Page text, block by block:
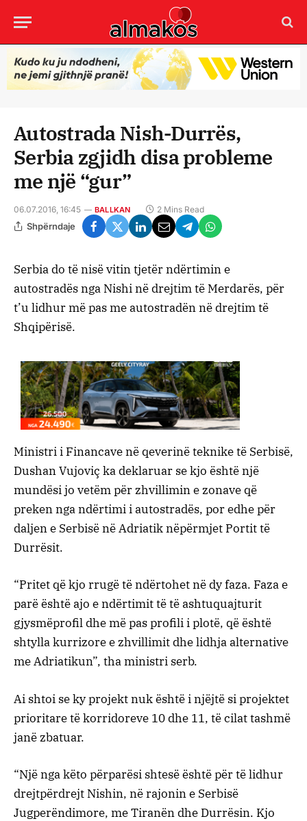
Autostrada Nish-Durrës,
Serbia zgjidh disa probleme
me një “gur”
06.07.2016, 16:45 BALLKAN 2 Mins Read
Shpërndaje
Serbia do të nisë vitin tjetër ndërtimin e
autostradës nga Nishi në drejtim të Merdarës, për
t’u lidhur më pas me autostradën në drejtim të
Shqipërisë.
Ministri i Financave në qeverinë teknike të Serbisë,
Dushan Vujoviç ka deklaruar se kjo është një
mundësi jo vetëm për zhvillimin e zonave që
preken nga ndërtimi i autostradës, por edhe për
daljen e Serbisë në Adriatik nëpërmjet Portit të
Durrësit.
“Pritet që kjo rrugë të ndërtohet në dy faza. Faza e
parë është ajo e ndërtimit të të ashtuquajturit
gjysmëprofil dhe më pas profili i plotë, që është
shtylla kurrizore e zhvillimit dhe lidhja alternative
me Adriatikun”, tha ministri serb.
Ai shtoi se ky projekt nuk është i njëjtë si projektet
prioritare të korridoreve 10 dhe 11, të cilat tashmë
janë zbatuar.
“Një nga këto përparësi shtesë është për të lidhur
drejtpërdrejt Nishin, në rajonin e Serbisë
Jugperëndimore, me Tiranën dhe Durrësin. Kjo